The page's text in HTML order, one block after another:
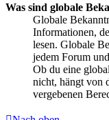
Was sind globale
Globale
Informationen,
lesen. Globale
jedem Forum
Ob du eine
nicht, hängt von
vergebenen